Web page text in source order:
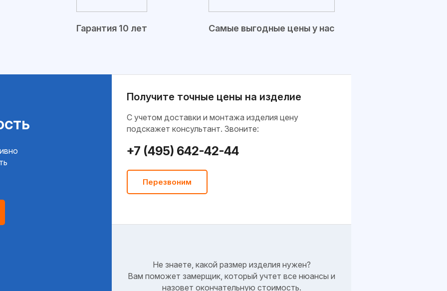
Гарантия 10 лет Самые выгодные цены у нас
Получите точные цены на изделие
C учетом доставки и монтажа изделия цену
подскажет консультант. Звоните:
+7 (495) 642-42-44
Перезвоним
Не знаете, какой размер изделия нужен?
Вам поможет замерщик, который учтет все нюансы и
назовет окончательную стоимость.